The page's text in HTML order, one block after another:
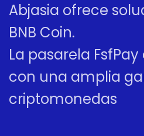
Abjasia ofrece
BNB Coin.
La pasarela
con una amplia
criptomonedas